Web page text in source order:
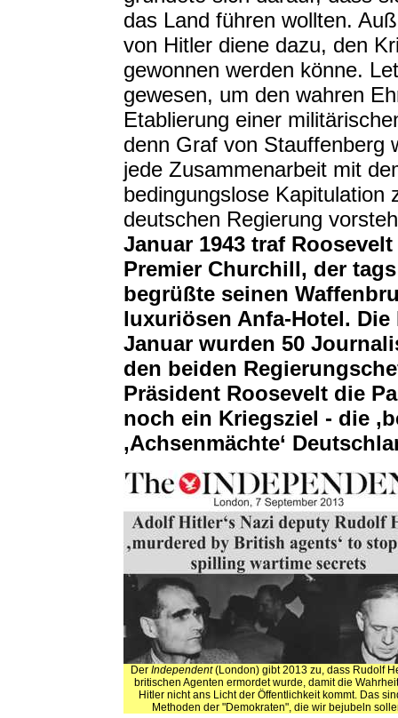
das Land führen wollten.
von Hitler diene dazu, den
gewonnen werden könne.
gewesen, um den wahren
Etablierung einer
denn Graf von Stauffenberg
jede Zusammenarbeit mit
bedingungslose Kapitulation
deutschen Regierung
Januar 1943 traf
Premier Churchill, der
begrüßte seinen
luxuriösen Anfa-Hotel. Die
Januar wurden 50
den beiden
Präsident Roosevelt die
noch ein Kriegsziel - die
‚Achsenmächte‘
Der Independent(London) gibt 2013 zu, dass Rudolf
britischen Agenten ermordet wurde, damit die
Hitler nicht ans Licht der Öffentlichkeit kommt. Das
Methoden der "Demokraten", die wir bejubeln